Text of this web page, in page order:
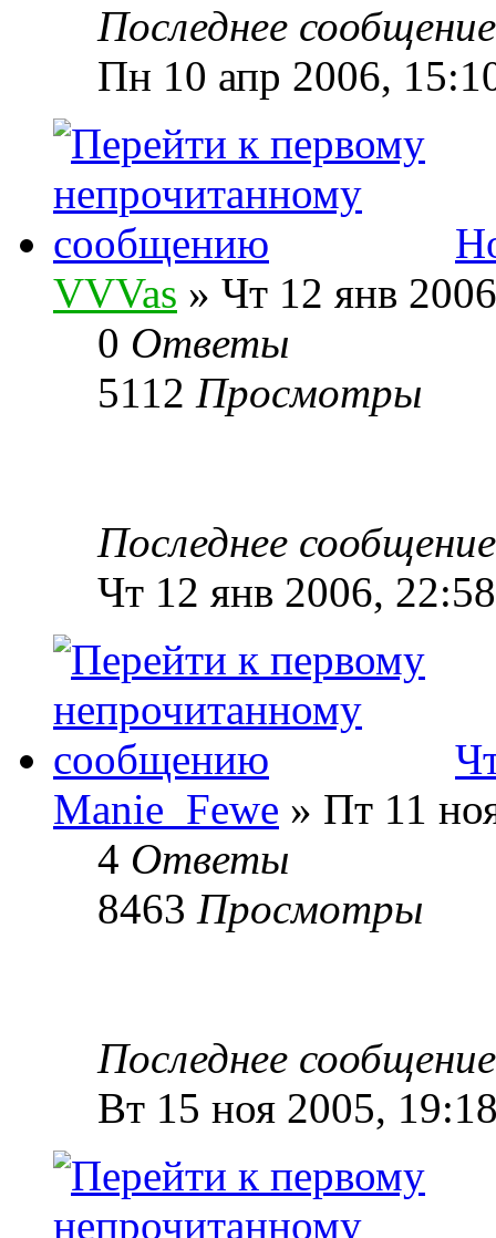
Последнее
Пн 10 апр 2006,
VVVas » Чт 12 янв
0 Ответы
5112 Просмотры
Последнее
Чт 12 янв 2006, 22:58
Manie_Fewe » Пт 11
4 Ответы
8463 Просмотры
Последнее
Вт 15 ноя 2005,